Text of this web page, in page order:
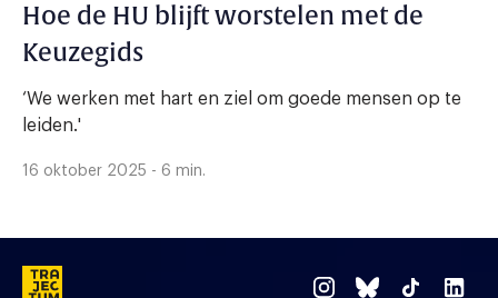
Hoe de HU blijft worstelen met de
Keuzegids
‘We werken met hart en ziel om goede mensen op te
leiden.'
16 oktober 2025 - 6 min.